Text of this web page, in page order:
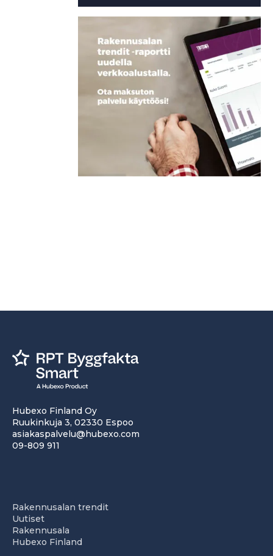
Hubexo Finland Oy
Ruukinkuja 3, 02330 Espoo
asiakaspalvelu@hubexo.com
09-809 911
Rakennusalan trendit
Uutiset
Rakennusala
Hubexo Finland